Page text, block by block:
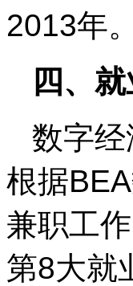
2013年。
四、
数字
根据
兼职工
第8大就